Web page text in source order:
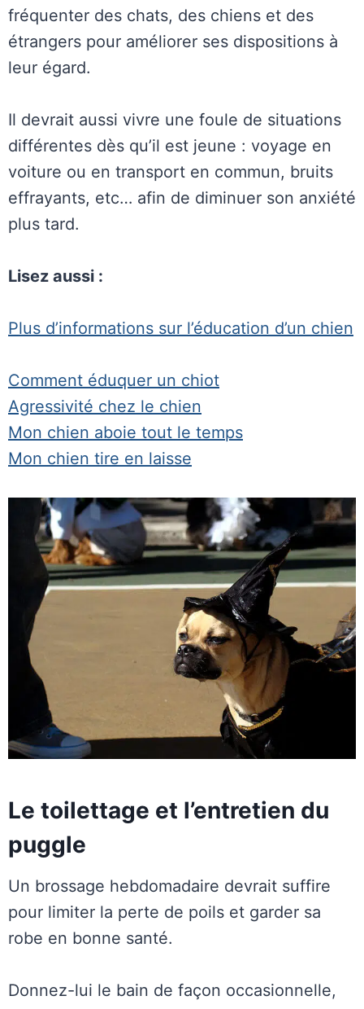
fréquenter des chats, des chiens et des
étrangers pour améliorer ses dispositions à
leur égard.
Il devrait aussi vivre une foule de situations
différentes dès qu’il est jeune : voyage en
voiture ou en transport en commun, bruits
effrayants, etc… afin de diminuer son anxiété
plus tard.
Lisez aussi :
Plus d’informations sur l’éducation d’un chien
Comment éduquer un chiot
Agressivité chez le chien
Mon chien aboie tout le temps
Mon chien tire en laisse
Le toilettage et l’entretien du
puggle
Un brossage hebdomadaire devrait suffire
pour limiter la perte de poils et garder sa
robe en bonne santé.
Donnez-lui le bain de façon occasionnelle,